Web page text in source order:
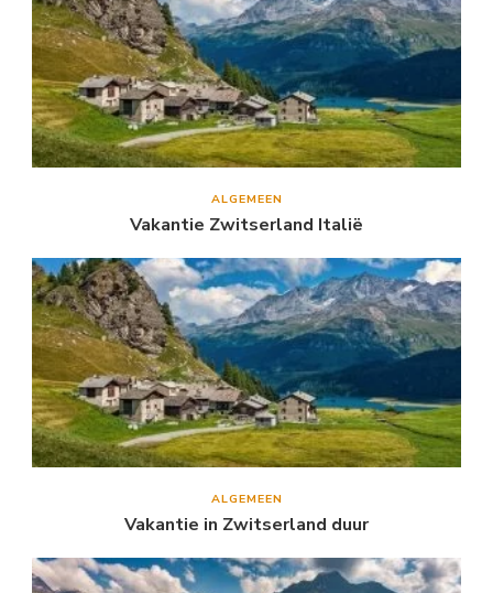
ALGEMEEN
Vakantie Zwitserland Italië
ALGEMEEN
Vakantie in Zwitserland duur